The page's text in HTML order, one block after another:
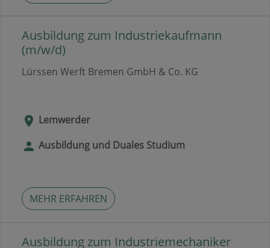
Ausbildung zum Industriekaufmann
(m/w/d)
Lürssen Werft Bremen GmbH & Co. KG
Lemwerder
Ausbildung und Duales Studium
MEHR ERFAHREN
Ausbildung zum Industriemechaniker